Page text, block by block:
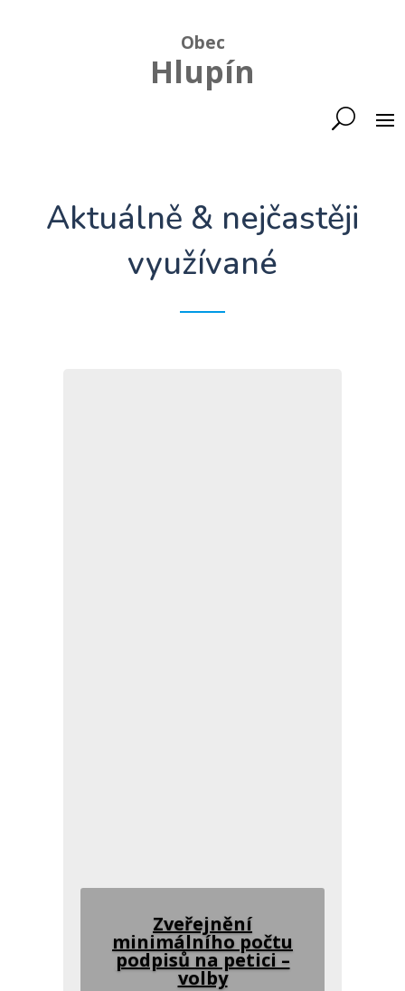
Obec
Hlupín
Aktuálně & nejčastěji
využívané
Zveřejnění
minimálního počtu
podpisů na petici –
volby